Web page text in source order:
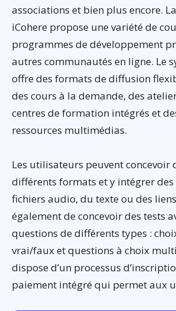
associations et bien plus encore.
iCohere propose une variété de
programmes de développement
autres communautés en ligne. Le
offre des formats de diffusion
des cours à la demande, des
centres de formation intégrés et
ressources multimédias.
Les utilisateurs peuvent concevoir
différents formats et y intégrer des
fichiers audio, du texte ou des
également de concevoir des tests
questions de différents types :
vrai/faux et questions à choix
dispose d’un processus
paiement intégré qui permet aux